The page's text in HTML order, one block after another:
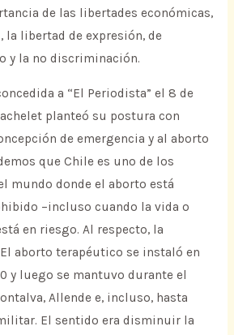
de las libertades económicas,
libertad de expresión, de
y la no discriminación.
a “El Periodista” el 8 de
planteó su postura con
de emergencia y al aborto
que Chile es uno de los
mundo donde el aborto está
–incluso cuando la vida o
en riesgo. Al respecto, la
aborto terapéutico se instaló en
y luego se mantuvo durante el
Allende e, incluso, hasta
El sentido era disminuir la